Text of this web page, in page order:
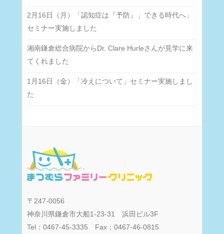
2月16日（月）「認知症は『予防』」できる時代へ」
セミナー実施しました
湘南鎌倉総合病院からDr. Clare Hurleさんが見学に来
てくれました
1月16日（金）「冷えについて」セミナー実施しまし
た
〒247-0056
神奈川県鎌倉市大船1-23-31 浜田ビル3F
Tel：0467-45-3335 Fax：0467-46-0815